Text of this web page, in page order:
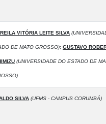
VITÓRIA LEITE SILVA
DE MATO GROSSO); GUSTAVO
(UNIVERSIDADE DO ESTADO DE
SILVA (UFMS - CAMPUS CORUMBÁ)